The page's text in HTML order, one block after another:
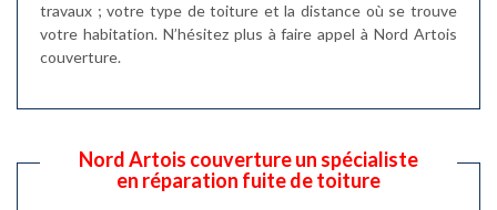
travaux ; votre type de toiture et la distance où se trouve
votre habitation. N’hésitez plus à faire appel à Nord Artois
couverture.
Nord Artois couverture un spécialiste
en réparation fuite de toiture